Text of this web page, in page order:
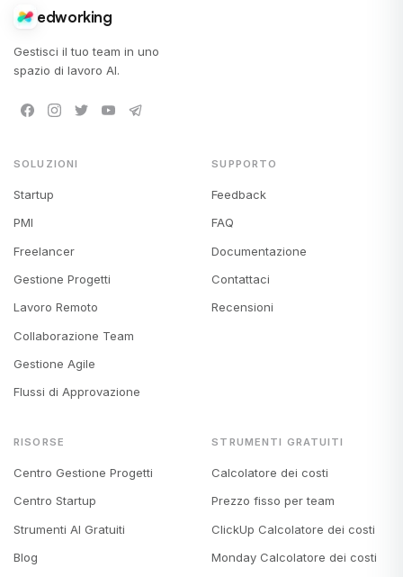
edworking
Gestisci il tuo team in uno
spazio di lavoro AI.
SOLUZIONI
Startup
PMI
Freelancer
Gestione Progetti
Lavoro Remoto
Collaborazione Team
Gestione Agile
Flussi di Approvazione
SUPPORTO
Feedback
FAQ
Documentazione
Contattaci
Recensioni
RISORSE
Centro Gestione Progetti
Centro Startup
Strumenti AI Gratuiti
Blog
STRUMENTI GRATUITI
Calcolatore dei costi
Prezzo fisso per team
ClickUp Calcolatore dei costi
Monday Calcolatore dei costi